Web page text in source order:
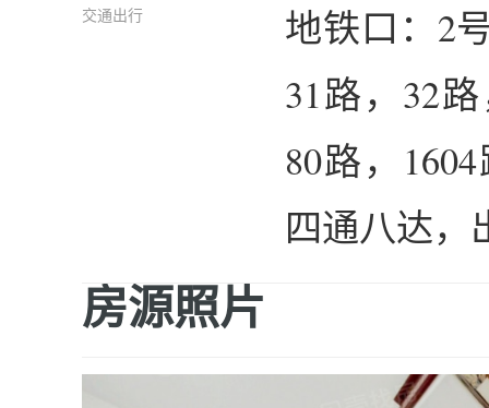
交通出行
地铁口：2
31路，32
80路，
四通八达，
房源照片